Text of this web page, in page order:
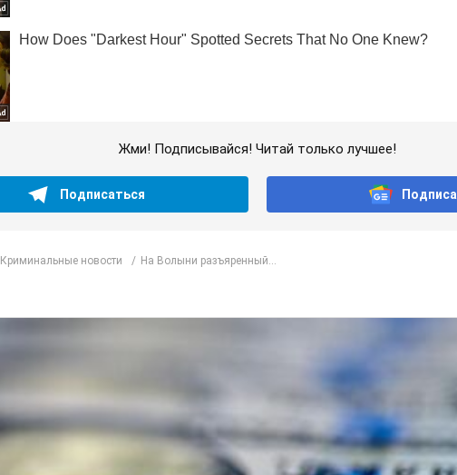
Жми! Подписывайся! Читай только лучшее!
Подписаться
Криминальные новости На Волыни разъяренный...